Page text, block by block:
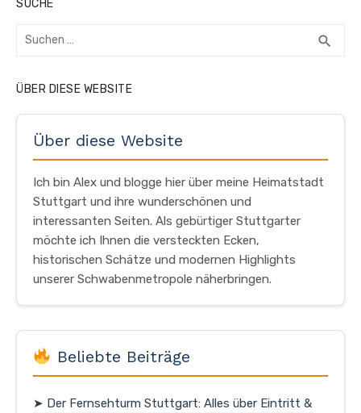
SUCHE
Suchen
search
ÜBER DIESE WEBSITE
Über diese Website
Ich bin Alex und blogge hier über meine Heimatstadt
Stuttgart und ihre wunderschönen und
interessanten Seiten. Als gebürtiger Stuttgarter
möchte ich Ihnen die versteckten Ecken,
historischen Schätze und modernen Highlights
unserer Schwabenmetropole näherbringen.
Beliebte Beiträge
➤ Der Fernsehturm Stuttgart: Alles über Eintritt &